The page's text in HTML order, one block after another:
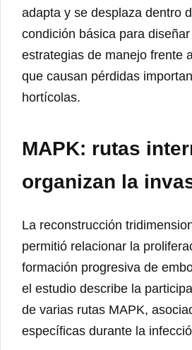
adapta y se desplaza dentro
condición básica para
estrategias de manejo frente
que causan pérdidas
hortícolas.
MAPK: rutas
organizan la
La reconstrucción
permitió relacionar la
formación progresiva de
el estudio describe la
de varias rutas MAPK,
específicas durante la